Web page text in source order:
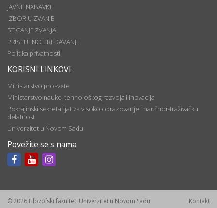
JAVNE NABAVKE
IZBOR U ZVANJE
STICANJE ZVANJA
PRISTUPNO PREDAVANJE
Politika privatnosti
KORISNI LINKOVI
Ministarstvo prosvete
Ministarstvo nauke, tehnološkog razvoja i inovacija
Pokrajinski sekretarijat za visoko obrazovanje i naučnoistraživačku
delatnost
Univerzitet u Novom Sadu
Povežite se s nama
© 2026 Filozofski fakultet, Univerzitet u Novom Sadu Kontakt